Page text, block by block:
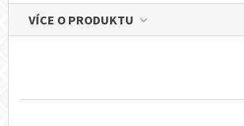
VÍCE O PRODUKTU